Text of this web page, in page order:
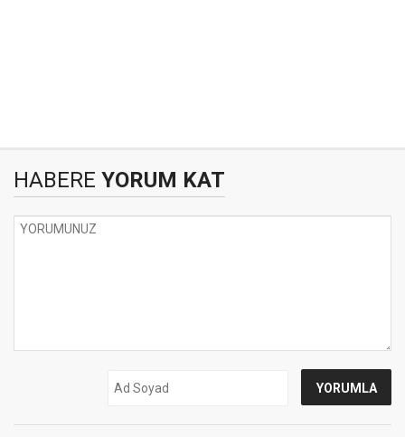
HABERE YORUM KAT